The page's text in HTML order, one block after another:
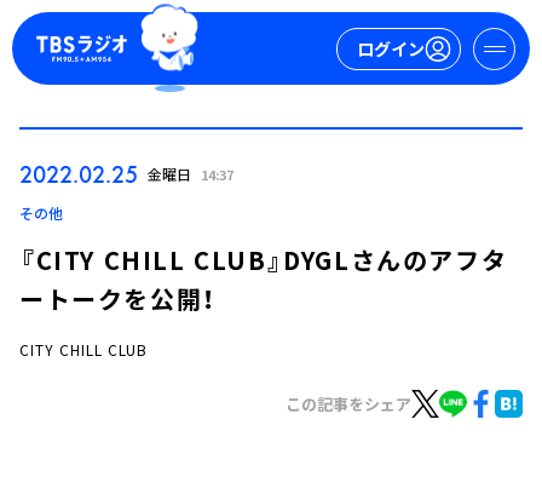
ログイン
2022.02.25 金曜日 14:37
その他
『CITY CHILL CLUB』DYGLさんのアフタ
ートークを公開！
CITY CHILL CLUB
この記事をシェア